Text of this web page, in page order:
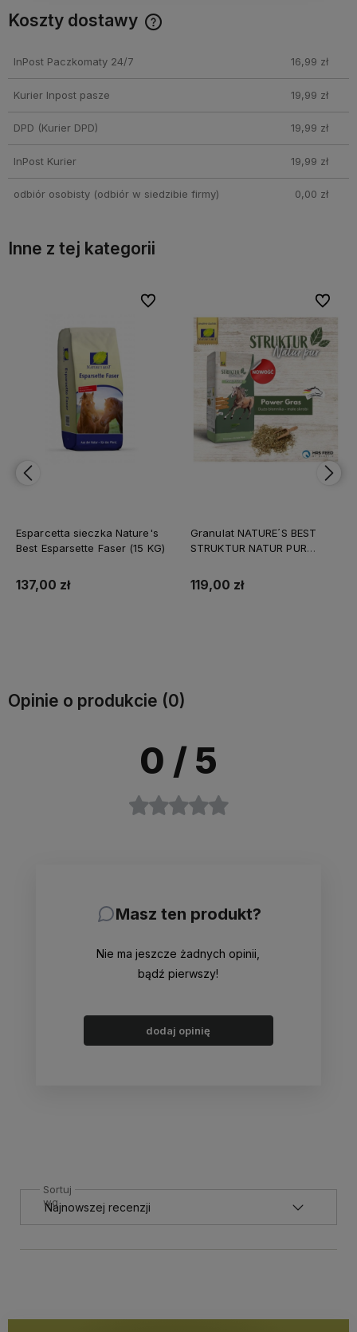
Koszty dostawy
InPost Paczkomaty 24/7 16,99 zł
Kurier Inpost pasze 19,99 zł
DPD (Kurier DPD) 19,99 zł
InPost Kurier 19,99 zł
odbiór osobisty(odbiór w siedzibie firmy) 0,00 zł
Inne z tej kategorii
Granulat NATURE´S BEST
STRUKTUR NATUR PUR
119,00 zł
Do ulubionych
Do ulubionych
Granulat z lucerny HÖVELER
ORIGINAL PUR.LUZERNE (25
123,00 zł
Do
Do
Opinie o produkcie (0)
0 / 5
Masz ten produkt?
Nie ma jeszcze żadnych opinii,
bądź pierwszy!
dodaj opinię
Sortuj
wg